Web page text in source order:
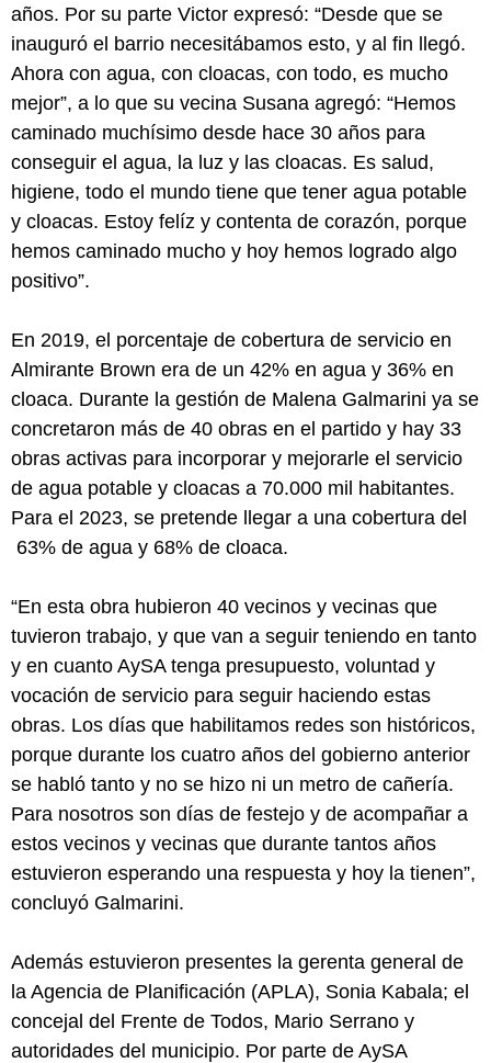
años. Por su parte Victor expresó: “Desde que se
inauguró el barrio necesitábamos esto, y al fin llegó.
Ahora con agua, con cloacas, con todo, es mucho
mejor”, a lo que su vecina Susana agregó: “Hemos
caminado muchísimo desde hace 30 años para
conseguir el agua, la luz y las cloacas. Es salud,
higiene, todo el mundo tiene que tener agua potable
y cloacas. Estoy felíz y contenta de corazón, porque
hemos caminado mucho y hoy hemos logrado algo
positivo”.
En 2019, el porcentaje de cobertura de servicio en
Almirante Brown era de un 42% en agua y 36% en
cloaca. Durante la gestión de Malena Galmarini ya se
concretaron más de 40 obras en el partido y hay 33
obras activas para incorporar y mejorarle el servicio
de agua potable y cloacas a 70.000 mil habitantes.
Para el 2023, se pretende llegar a una cobertura del
63% de agua y 68% de cloaca.
“En esta obra hubieron 40 vecinos y vecinas que
tuvieron trabajo, y que van a seguir teniendo en tanto
y en cuanto AySA tenga presupuesto, voluntad y
vocación de servicio para seguir haciendo estas
obras. Los días que habilitamos redes son históricos,
porque durante los cuatro años del gobierno anterior
se habló tanto y no se hizo ni un metro de cañería.
Para nosotros son días de festejo y de acompañar a
estos vecinos y vecinas que durante tantos años
estuvieron esperando una respuesta y hoy la tienen”,
concluyó Galmarini.
Además estuvieron presentes la gerenta general de
la Agencia de Planificación (APLA), Sonia Kabala; el
concejal del Frente de Todos, Mario Serrano y
autoridades del municipio. Por parte de AySA